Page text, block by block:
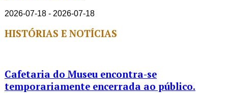
2026-07-18 - 2026-07-18
HISTÓRIAS E NOTÍCIAS
Cafetaria do Museu encontra-se
temporariamente encerrada ao público.